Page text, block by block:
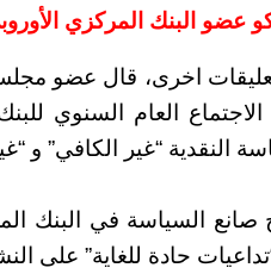
عضو البنك المركزي
اخرى، قال عضو مجلس
الاجتماع العام السنوي
النقدية “غير الكافي” و
صانع السياسة في البنك
حادة للغاية” على